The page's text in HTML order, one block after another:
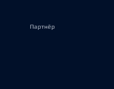
Партнёр